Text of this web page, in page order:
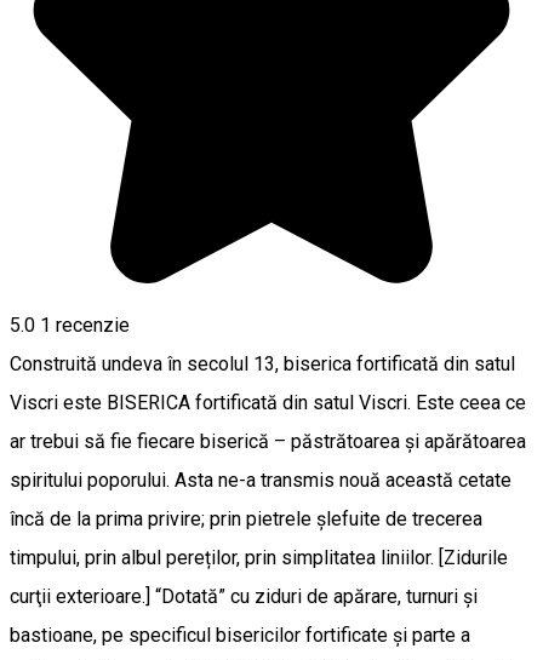
5.0 1 recenzie
Construită undeva în secolul 13, biserica fortificată din satul
Viscri este BISERICA fortificată din satul Viscri. Este ceea ce
ar trebui să fie fiecare biserică – păstrătoarea și apărătoarea
spiritului poporului. Asta ne-a transmis nouă această cetate
încă de la prima privire; prin pietrele șlefuite de trecerea
timpului, prin albul pereților, prin simplitatea liniilor. [Zidurile
curţii exterioare.] “Dotată” cu ziduri de apărare, turnuri și
bastioane, pe specificul bisericilor fortificate și parte a